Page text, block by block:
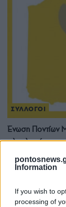
Information
If you wish to
processing of
ΣΥΛΛΟΓΟΙ
Ένωση Ποντίων
ολοκληρώνουν
χρόνια του
1/12/2024 -